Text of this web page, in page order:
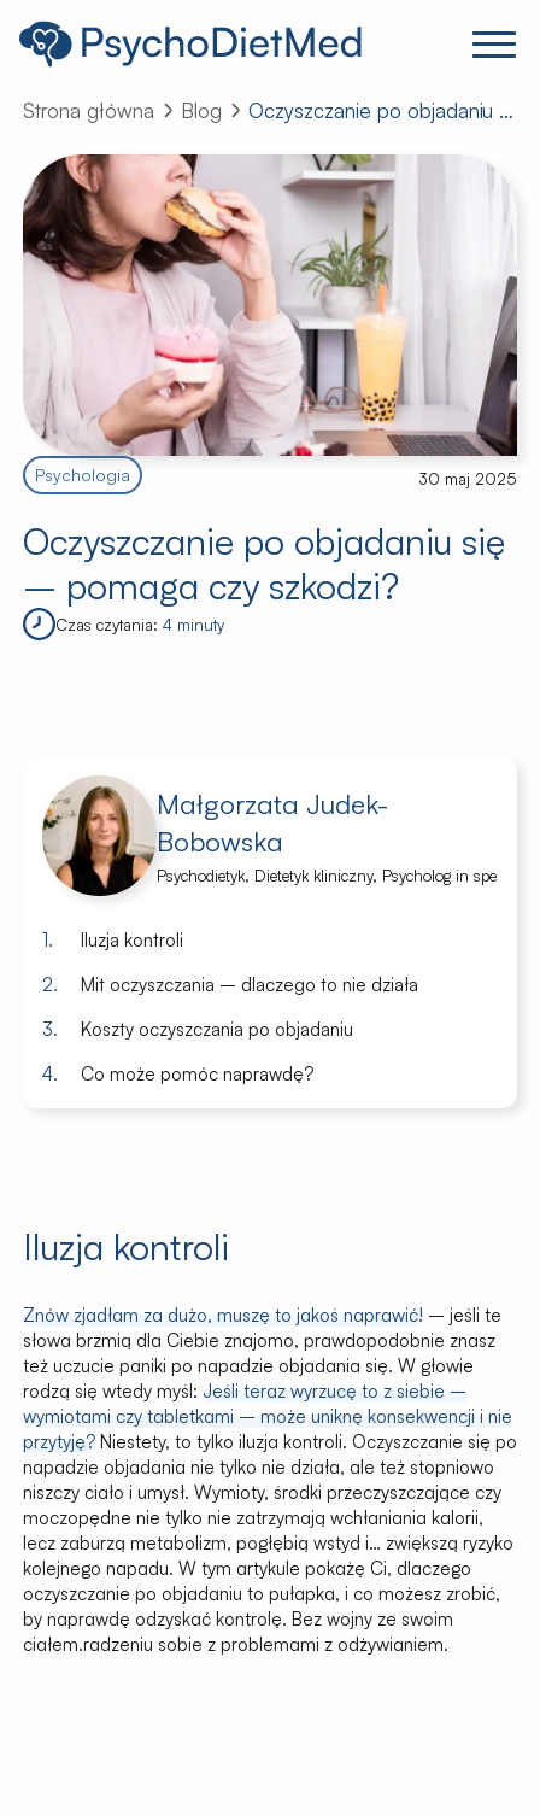
Strona główna Blog Oczyszczanie po objadaniu się – pomaga czy szkodzi?
Psychologia 30 maj 2025
Oczyszczanie po objadaniu się
– pomaga czy szkodzi?
Czas czytania: 4 minuty
Małgorzata Judek-
Bobowska
Psychodietyk, Dietetyk kliniczny, Psycholog in spe
Iluzja kontroli
Mit oczyszczania – dlaczego to nie działa
Koszty oczyszczania po objadaniu
Co może pomóc naprawdę?
Iluzja kontroli
Znów zjadłam za dużo, muszę to jakoś naprawić! – jeśli te
słowa brzmią dla Ciebie znajomo, prawdopodobnie znasz
też uczucie paniki po napadzie objadania się. W głowie
rodzą się wtedy myśl: Jeśli teraz wyrzucę to z siebie –
wymiotami czy tabletkami – może uniknę konsekwencji i nie
przytyję?Niestety, to tylko iluzja kontroli. Oczyszczanie się po
napadzie objadania nie tylko nie działa, ale też stopniowo
niszczy ciało i umysł. Wymioty, środki przeczyszczające czy
moczopędne nie tylko nie zatrzymają wchłaniania kalorii,
lecz zaburzą metabolizm, pogłębią wstyd i… zwiększą ryzyko
kolejnego napadu. W tym artykule pokażę Ci, dlaczego
oczyszczanie po objadaniu to pułapka, i co możesz zrobić,
by naprawdę odzyskać kontrolę. Bez wojny ze swoim
ciałem.radzeniu sobie z problemami z odżywianiem.